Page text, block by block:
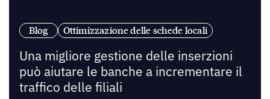
Blog Ottimizzazione delle schede locali
Una migliore gestione delle inserzioni
può aiutare le banche a incrementare il
traffico delle filiali